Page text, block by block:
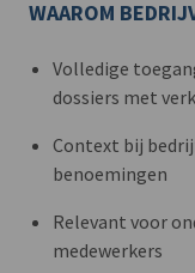
WAAROM
Volledige
dossiers met
Context bij
benoemingen
Relevant voor
medewerkers